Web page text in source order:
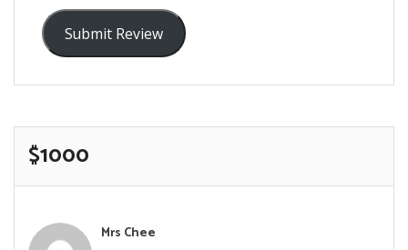
Submit Review
$1000
Mrs Chee